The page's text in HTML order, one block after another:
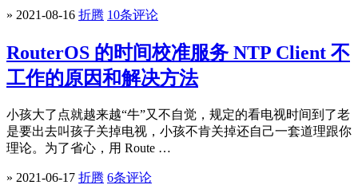
» 2021-08-16 折腾 10条评论
RouterOS 的时间校准服务 NTP Client 不
工作的原因和解决方法
小孩大了点就越来越“牛”又不自觉，规定的看电视时间到了老
是要出去叫孩子关掉电视，小孩不肯关掉还自己一套道理跟你
理论。为了省心，用 Route …
» 2021-06-17 折腾 6条评论